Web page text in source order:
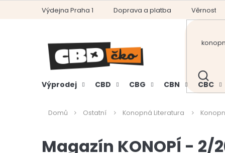
Výdejna Praha 1 Doprava a platba Věrnostní
HLEDAT
Výprodej CBD CBG CBN CBC
Domů Ostatní Konopná Literatura
Magazín KONOPÍ - 2/